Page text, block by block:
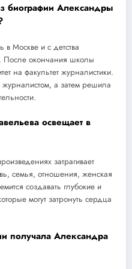
биографии Александры
Москве и с детства
После окончания школы
на факультет журналистики.
журналистом, а затем решила
освещает в
затрагивает
семья, отношения, женская
создавать глубокие и
могут затронуть сердца
получала Александра